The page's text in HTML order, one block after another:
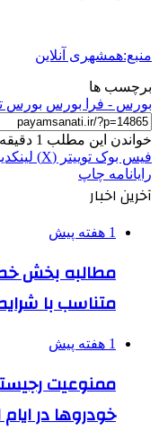
منبع:همشهری آنلاین
برچسب ها
بورس - فرا بورس بورس
خواندن این مطلب 1 دقیقه زمان میبرد
فیس بوک توییتر (X)
رایانامه چاپ
آخرین اخبار
1 هفته پیش
مطالبه بخش
متناسب با
1 هفته پیش
ممنوعیت
خودروها در ایام